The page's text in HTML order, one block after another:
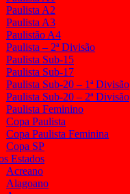
Paulista A2
Paulista A3
Paulistão A4
Paulista – 2ª Divisão
Paulista Sub-15
Paulista Sub-17
Paulista Sub-20 – 1ª Divisão
Paulista Sub-20 – 2ª Divisão
Paulista Feminino
Copa Paulista
Copa Paulista Feminina
Copa SP
Estados
Acreano
Alagoano